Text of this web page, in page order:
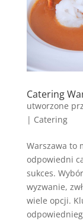
Catering
utworzone
| Catering
Warszawa to
odpowiedni
sukces.
wyzwanie,
wiele opcji.